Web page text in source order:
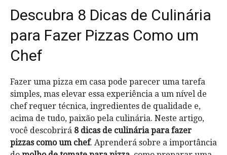
Descubra 8 Dicas de Culinária
para Fazer Pizzas Como um
Chef
Fazer uma pizza em casa pode parecer uma tarefa
simples, mas elevar essa experiência a um nível de
chef requer técnica, ingredientes de qualidade e,
acima de tudo, paixão pela culinária. Neste artigo,
você descobrirá 8 dicas de culinária para fazer
pizzas como um chef. Aprenderá sobre a importância